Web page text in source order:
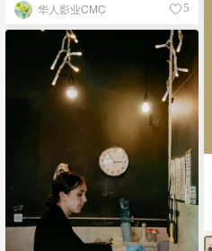
华人影业CMC 5